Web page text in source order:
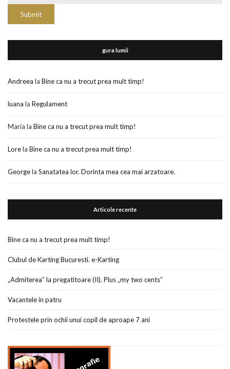
gura lumii
Andreea la Bine ca nu a trecut prea mult timp!
luana la Regulament
Maria la Bine ca nu a trecut prea mult timp!
Lorela Bine ca nu a trecut prea mult timp!
Georgela Sanatatea lor. Dorinta mea cea mai arzatoare.
Articole recente
Bine ca nu a trecut prea mult timp!
Clubul de Karting Bucuresti. e-Karting
„Admiterea” la pregatitoare (II). Plus „my two cents”
Vacantele in patru
Protestele prin ochii unui copil de aproape 7 ani